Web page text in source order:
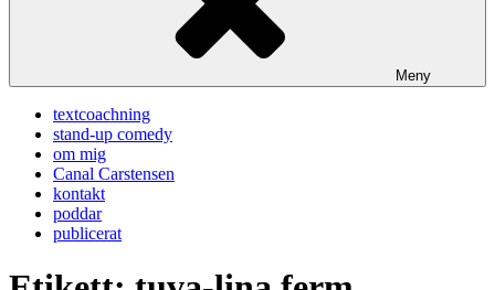
Meny
textcoachning
stand-up comedy
om mig
Canal Carstensen
kontakt
poddar
publicerat